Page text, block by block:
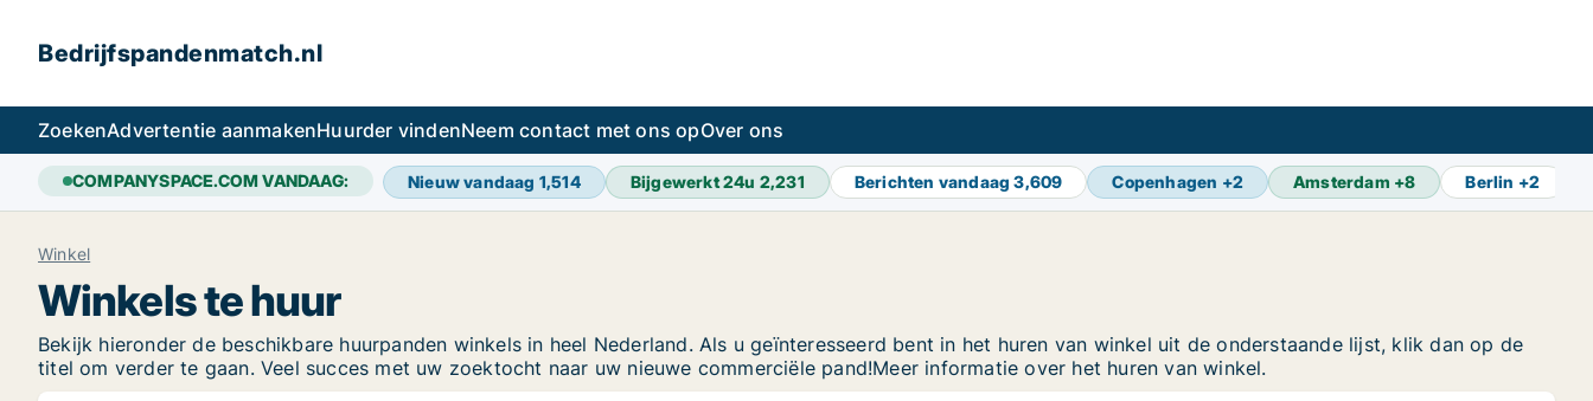
Bedrijfspandenmatch.nl
ZoekenAdvertentie aanmakenHuurder vindenNeem contact met ons opOver ons
COMPANYSPACE.COM VANDAAG: Nieuw vandaag 1,514 Bijgewerkt 24u 2,231 Berichten vandaag3,609 Copenhagen +2 Amsterdam +8 Berlin +2
Winkel
Winkels te huur
Bekijk hieronder de beschikbare huurpanden winkels in heel Nederland. Als u geïnteresseerd bent in het huren van winkel uit de onderstaande lijst, klik dan op de
titel om verder te gaan. Veel succes met uw zoektocht naar uw nieuwe commerciële pand!Meer informatie over het huren van winkel.